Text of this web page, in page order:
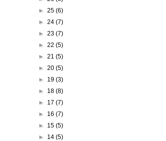
► 25 (6)
► 24 (7)
► 23 (7)
► 22 (5)
► 21 (5)
► 20 (5)
► 19 (3)
► 18 (8)
► 17 (7)
► 16 (7)
► 15 (5)
► 14 (5)